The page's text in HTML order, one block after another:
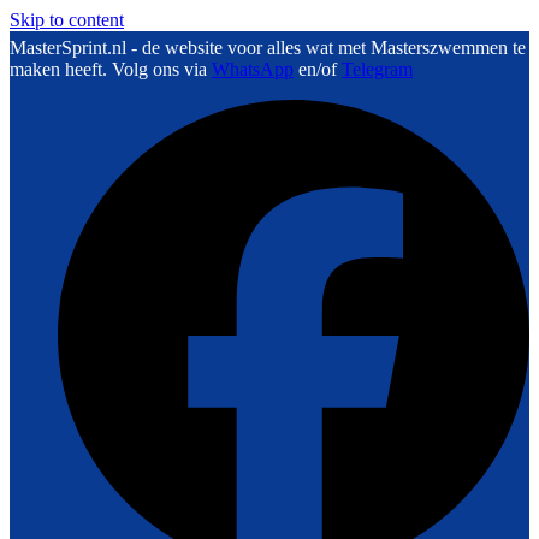
Skip to content
MasterSprint.nl - de website voor alles wat met Masterszwemmen te
maken heeft. Volg ons via WhatsApp en/ofTelegram